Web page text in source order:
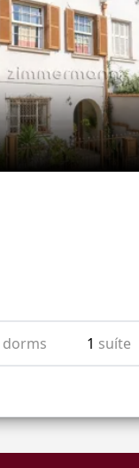
dorms 1 suíte